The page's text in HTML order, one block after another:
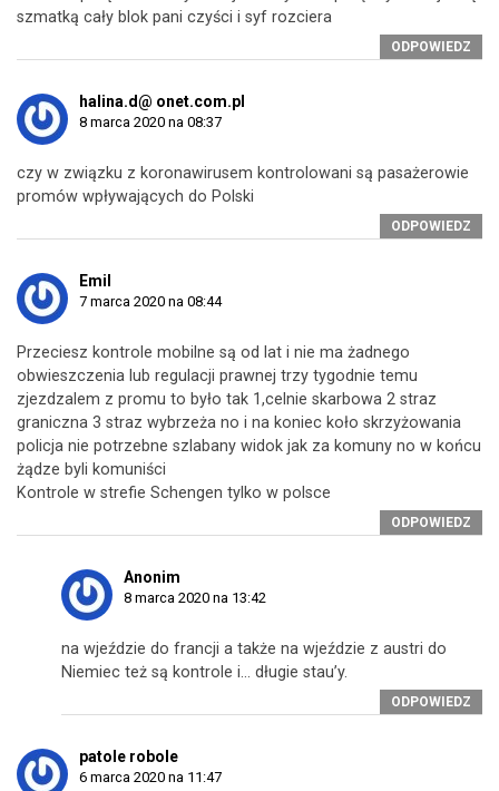
szmatką cały blok pani czyści i syf rozciera
ODPOWIEDZ
halina.d@ onet.com.pl
8 marca 2020 na 08:37
czy w związku z koronawirusem kontrolowani są pasażerowie
promów wpływających do Polski
ODPOWIEDZ
Emil
7 marca 2020 na 08:44
Przeciesz kontrole mobilne są od lat i nie ma żadnego
obwieszczenia lub regulacji prawnej trzy tygodnie temu
zjezdzalem z promu to było tak 1,celnie skarbowa 2 straz
graniczna 3 straz wybrzeża no i na koniec koło skrzyżowania
policja nie potrzebne szlabany widok jak za komuny no w końcu
żądze byli komuniści
Kontrole w strefie Schengen tylko w polsce
ODPOWIEDZ
Anonim
8 marca 2020 na 13:42
na wjeździe do francji a także na wjeździe z austri do
Niemiec też są kontrole i… długie stau’y.
ODPOWIEDZ
patole robole
6 marca 2020 na 11:47